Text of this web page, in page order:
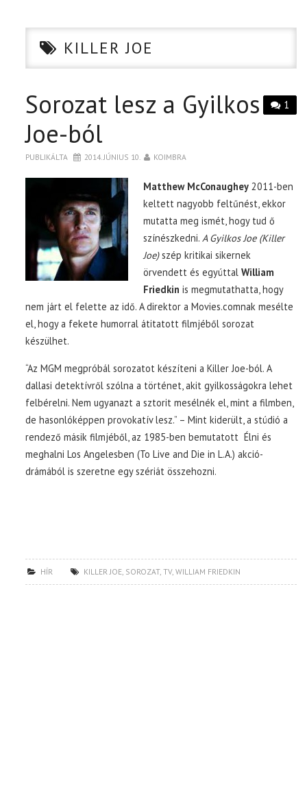
CIKK
PÓLÓ RENDELÉS
KILLER JOE
1
Sorozat lesz a Gyilkos
Joe-ból
PUBLIKÁLTA 2014. JÚNIUS 10. KOIMBRA
Matthew McConaughey 2011-ben
keltett nagyobb feltűnést, ekkor
mutatta meg ismét, hogy tud ő
színészkedni. A Gyilkos Joe (Killer
Joe)szép kritikai sikernek
örvendett és egyúttal William
Friedkin is megmutathatta, hogy
nem járt el felette az idő. A direktor a Movies.comnak mesélte
el, hogy a fekete humorral átitatott filmjéből sorozat
készülhet.
“Az MGM megpróbál sorozatot készíteni a Killer Joe-ból. A
dallasi detektívről szólna a történet, akit gyilkosságokra lehet
felbérelni. Nem ugyanazt a sztorit mesélnék el, mint a filmben,
de hasonlóképpen provokatív lesz.” – Mint kiderült, a stúdió a
rendező másik filmjéből, az 1985-ben bemutatott Élni és
meghalni Los Angelesben (To Live and Die in L.A.) akció-
drámából is szeretne egy szériát összehozni.
HÍR KILLER JOE, SOROZAT,TV,WILLIAM FRIEDKIN